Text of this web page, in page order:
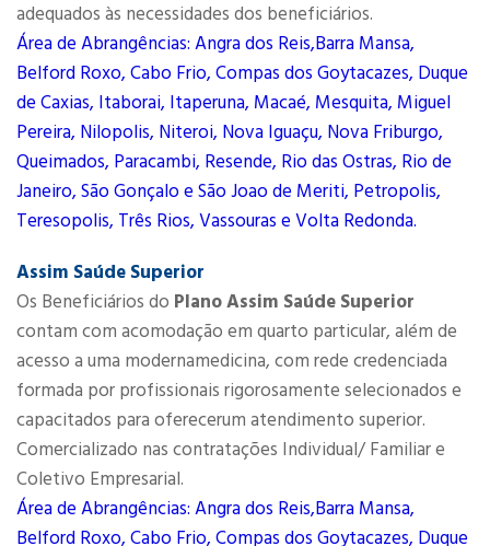
adequados às necessidades dos beneficiários.
Área de Abrangências: Angra dos Reis,Barra Mansa,
Belford Roxo, Cabo Frio, Compas dos Goytacazes, Duque
de Caxias, Itaborai, Itaperuna, Macaé, Mesquita, Miguel
Pereira, Nilopolis, Niteroi, Nova Iguaçu, Nova Friburgo,
Queimados, Paracambi, Resende, Rio das Ostras, Rio de
Janeiro, São Gonçalo e São Joao de Meriti, Petropolis,
Teresopolis, Três Rios, Vassouras e Volta Redonda.
Assim Saúde Superior
Os Beneficiários do Plano Assim Saúde Superior
contam com acomodação em quarto particular, além de
acesso a uma modernamedicina, com rede credenciada
formada por profissionais rigorosamente selecionados e
capacitados para oferecerum atendimento superior.
Comercializado nas contratações Individual/ Familiar e
Coletivo Empresarial.
Área de Abrangências: Angra dos Reis,Barra Mansa,
Belford Roxo, Cabo Frio, Compas dos Goytacazes, Duque